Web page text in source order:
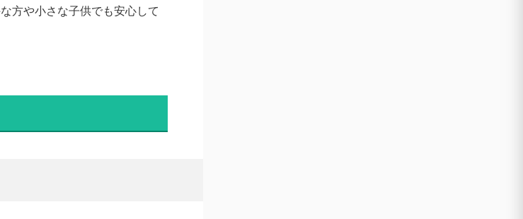
方や小さな子供でも安心して